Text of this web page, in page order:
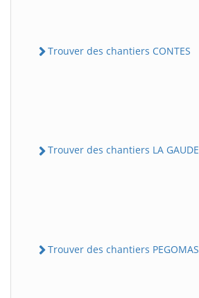
Trouver des chantiers CONTES
Trouver des chantiers LA GAUDE
Trouver des chantiers PEGOMAS